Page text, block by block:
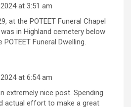
at 3:51 am
at the POTEET Funeral Chapel
in Highland cemetery below
Funeral Dwelling.
at 6:54 am
extremely nice post. Spending
actual effort to make a great